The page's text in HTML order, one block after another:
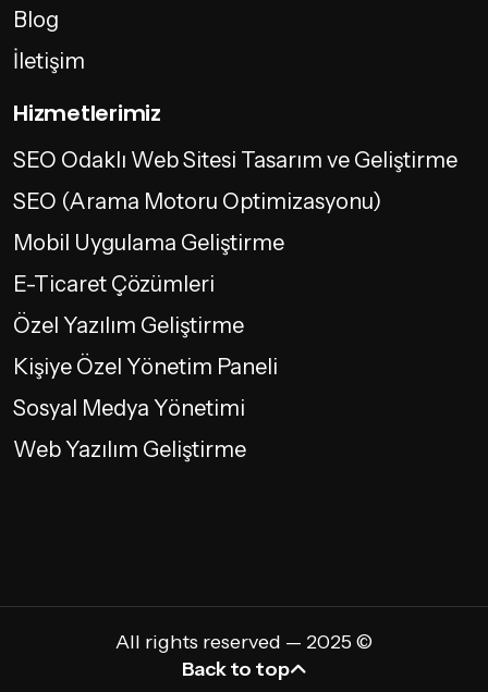
Blog
İletişim
Hizmetlerimiz
SEO Odaklı Web Sitesi Tasarım ve Geliştirme
SEO (Arama Motoru Optimizasyonu)
Mobil Uygulama Geliştirme
E-Ticaret Çözümleri
Özel Yazılım Geliştirme
Kişiye Özel Yönetim Paneli
Sosyal Medya Yönetimi
Web Yazılım Geliştirme
All rights reserved — 2025 ©
Back to top